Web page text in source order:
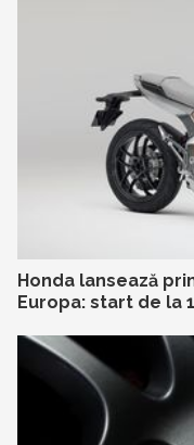
Honda lansează
Europa: start de la